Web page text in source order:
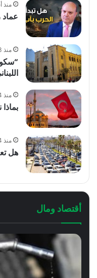
منذ
منذ 3 أسابيع
منذ 4 أسابيع
منذ 4 أسابيع
هل
أقتصاد ومال